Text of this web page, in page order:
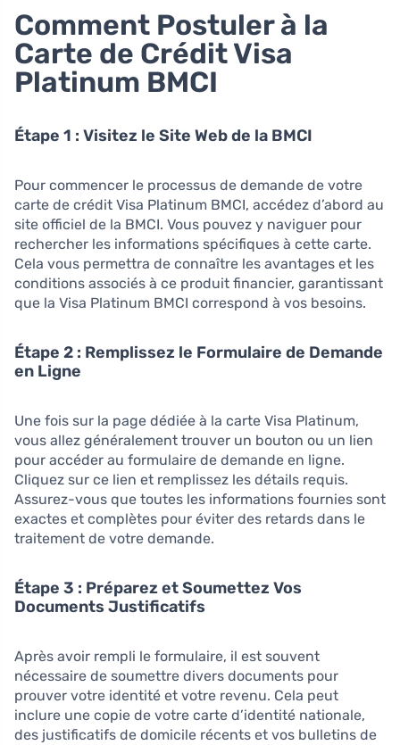
Comment Postuler à la
Carte de Crédit Visa
Platinum BMCI
Étape 1 : Visitez le Site Web de la BMCI
Pour commencer le processus de demande de votre
carte de crédit Visa Platinum BMCI, accédez d’abord au
site officiel de la BMCI. Vous pouvez y naviguer pour
rechercher les informations spécifiques à cette carte.
Cela vous permettra de connaître les avantages et les
conditions associés à ce produit financier, garantissant
que la Visa Platinum BMCI correspond à vos besoins.
Étape 2 : Remplissez le Formulaire de Demande
en Ligne
Une fois sur la page dédiée à la carte Visa Platinum,
vous allez généralement trouver un bouton ou un lien
pour accéder au formulaire de demande en ligne.
Cliquez sur ce lien et remplissez les détails requis.
Assurez-vous que toutes les informations fournies sont
exactes et complètes pour éviter des retards dans le
traitement de votre demande.
Étape 3 : Préparez et Soumettez Vos
Documents Justificatifs
Après avoir rempli le formulaire, il est souvent
nécessaire de soumettre divers documents pour
prouver votre identité et votre revenu. Cela peut
inclure une copie de votre carte d’identité nationale,
des justificatifs de domicile récents et vos bulletins de